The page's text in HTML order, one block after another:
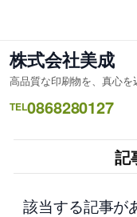
を
ス
キ
ッ
株式会社美成
高品質な印刷物を、真心を
TEL0868280127
記
該当する記事が